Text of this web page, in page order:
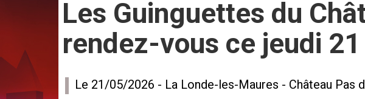
Les Guinguettes du
rendez-vous ce jeudi
Le 21/05/2026 - La Londe-les-Maures - Château Pas